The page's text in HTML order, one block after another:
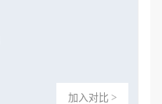
加入对比 >